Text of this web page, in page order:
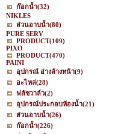
ก๊อกน้ำ(32)
NIKLES
ส่วนอาบน้ำ(80)
PURE SERV
PRODUCT(109)
PIXO
PRODUCT(470)
PAINI
อุปกรณ์ อ่างล้างหน้า(9)
อะไหล่(28)
ฟลัชวาล์ว(2)
อุปกรณ์ประกอบห้องน้ำ(21)
ส่วนอาบน้ำ(26)
ก๊อกน้ำ(226)